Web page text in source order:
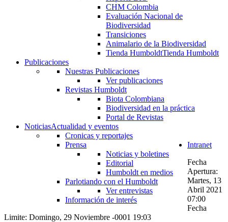
CHM Colombia
Evaluación Nacional de
Biodiversidad
Transiciones
Animalario de la Biodiversidad
Tienda HumboldtTienda Humboldt
Publicaciones
Nuestras Publicaciones
Ver publicaciones
Revistas Humboldt
Biota Colombiana
Biodiversidad en la práctica
Portal de Revistas
NoticiasActualidad y eventos
Cronicas y reportajes
Prensa
Noticias y boletines
Editorial
Humboldt en medios
Parlotiando con el Humboldt
Ver entrevistas
Información de interés
Intranet
Fecha
Apertura:
Martes, 13
Abril 2021
07:00
Fecha
Limite: Domingo, 29 Noviembre -0001 19:03